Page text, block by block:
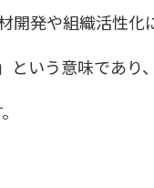
発や組織活性化
いう意味であり、